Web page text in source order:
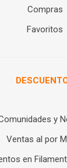
Compras
Favoritos
y
Ventas al por
en